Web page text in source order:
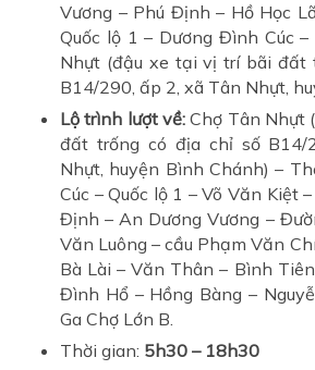
Vương – Phú Định – Hồ Học
Quốc lộ 1 – Dương Đình Cúc
Nhựt (đậu xe tại vị trí bãi đất
B14/290, ấp 2, xã Tân Nhựt,
Lộ trình lượt về:Chợ Tân Nhựt
đất trống có địa chỉ số B14/
Nhựt, huyện Bình Chánh) –
Cúc – Quốc lộ 1 – Võ Văn Kiệt
Định – An Dương Vương –
Văn Luông – cầu Phạm Văn
Bà Lài – Văn Thân – Bình
Đình Hổ – Hồng Bàng –
Ga Chợ Lớn B.
Thời gian: 5h30 – 18h30